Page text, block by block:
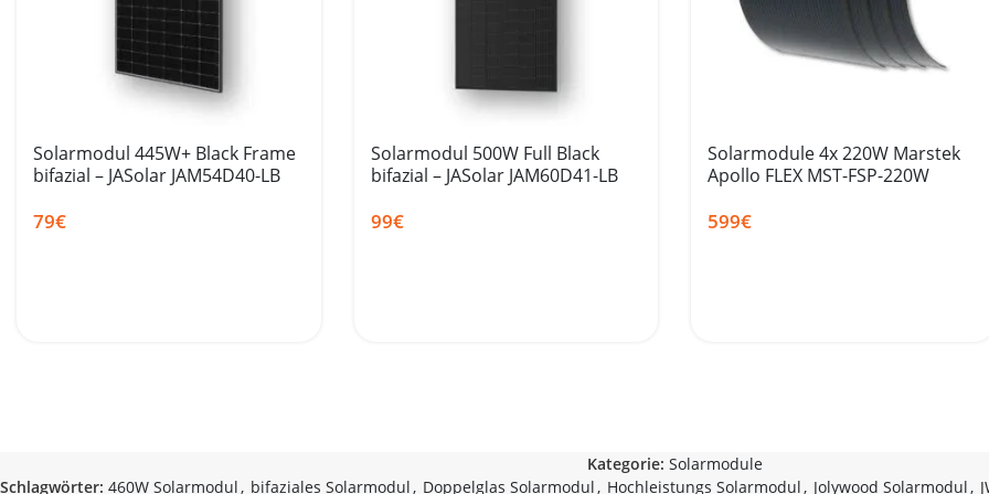
Solarmodul 445W+ Black Frame
bifazial – JASolar JAM54D40-LB
79€
Solarmodul 500W Full Black
bifazial – JASolar JAM60D41-LB
99€
Solarmodule 4x 220W Marstek
Apollo FLEX MST-FSP-220W
599€
Kategorie: Solarmodule
Schlagwörter: 460W Solarmodul , bifaziales Solarmodul , Doppelglas Solarmodul , Hochleistungs Solarmodul , Jolywood Solarmodul ,